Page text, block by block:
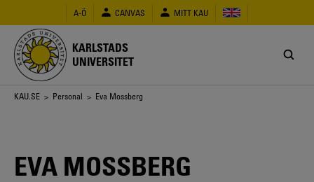
huvudinnehåll
A-Ö CANVAS MITT KAU
KARLSTADS
UNIVERSITET
Länkstig
KAU.SE > Personal > Eva Mossberg
EVA MOSSBERG